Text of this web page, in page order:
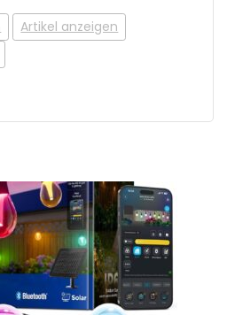
Artikel anzeigen